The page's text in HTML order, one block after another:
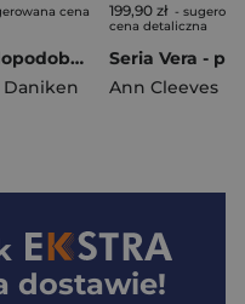
cena
Nieprawdopodobne budowle cywilizacji śródziemnomorskiej wyd. 2026
Daniken
199,90 zł -
cena detaliczna
Ann Cleeves
dostawie!